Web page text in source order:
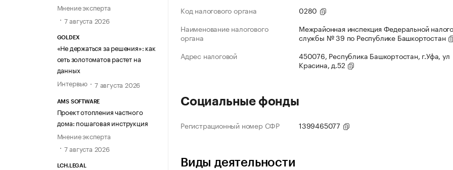
Мнение эксперта
7 августа 2026
GOLDEX
«Не держаться за решения»: как
сеть золотоматов растет на
данных
Интервью
7 августа 2026
AMS SOFTWARE
Проект отопления частного
дома: пошаговая инструкция
Мнение эксперта
7 августа 2026
LCH.LEGAL
Код налогового органа
0280
Наименование налогового
органа
Межрайонная инспекция Федеральной
службы № 39 по Республике Башкортостан
Адрес налоговой
450076, Республика Башкортостан, г.Уфа, ул
Красина, д.52
Социальные фонды
Регистрационный номер СФР 1399465077
Виды деятельности